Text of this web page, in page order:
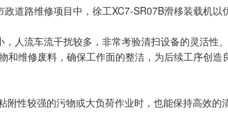
道路维修项目中，徐工XC7-SR07B滑移装载机以
人流车流干扰较多，非常考验清扫设备的灵活性
维修废料，确保工作面的整洁，为后续工序创
性较强的污物或大负荷作业时，也能保持高效的